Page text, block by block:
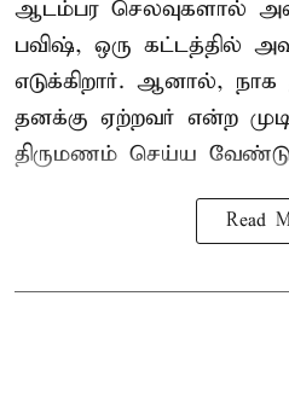
ஆடம்பர செலவுகளால்
பவிஷ், ஒரு கட்டத்தில்
எடுக்கிறார். ஆனால், நாக
தனக்கு ஏற்றவர் என்ற
திருமணம் செய்ய
Read